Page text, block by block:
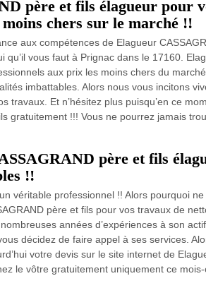
père et fils élagueur pour
chers sur le marché !!
aux compétences de Elagueur
qu’il vous faut à Prignac dans le 17160.
aux prix les moins chers du
imbattables. Alors nous vous incitons
travaux. Et n’hésitez plus puisqu’en ce
gratuitement !!! Vous ne pourrez jamais
père et fils
!!
véritable professionnel !! Alors pourquoi
père et fils pour vos travaux de
années d’expériences à son
décidez de faire appel à ses services.
votre devis sur le site internet de
le vôtre gratuitement uniquement ce mois-